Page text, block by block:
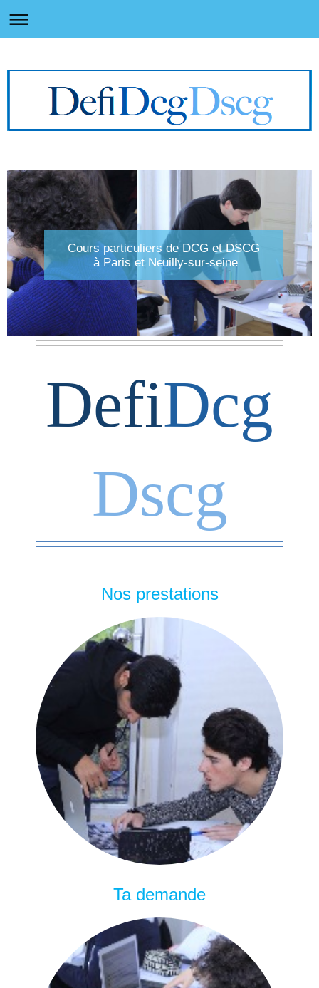
Cours particuliers de DCG et DSCG
à Paris et Neuilly-sur-seine
DefiDcg
Dscg
Nos prestations
Ta demande